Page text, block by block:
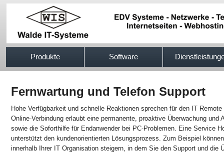
Produkte Software
Fernwartung und Telefon Support
Hohe Verfügbarkeit und schnelle Reaktionen sprechen für den IT
Online-Verbindung erlaubt eine permanente, proaktive Überwachung und
sowie die Soforthilfe für Endanwender bei PC-Problemen. Eine Service
unterstützt den kundenorientierten Lösungsprozess. Zum Beispiel
innerhalb Ihrer IT Organisation steigern, in dem Sie den Support und die